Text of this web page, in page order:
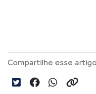
Compartilhe esse